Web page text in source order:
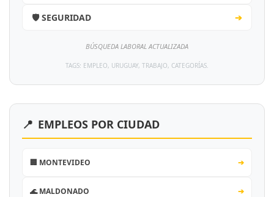
🛡️ SEGURIDAD ➔
BÚSQUEDA LABORAL ACTUALIZADA
TAGS: EMPLEO, URUGUAY, TRABAJO, CATEGORÍAS.
📍 EMPLEOS POR CIUDAD
🏢 MONTEVIDEO ➔
🌊 MALDONADO ➔